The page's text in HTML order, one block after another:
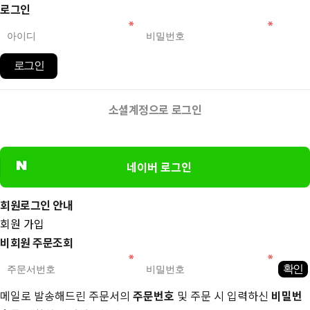
로그인
로그인
소셜계정으로 로그인
네이버 로그인
회원로그인 안내
회원 가입
비회원 주문조회
메일로 발송해드린 주문서의 주문번호 및 주문 시 입력하신 비밀번